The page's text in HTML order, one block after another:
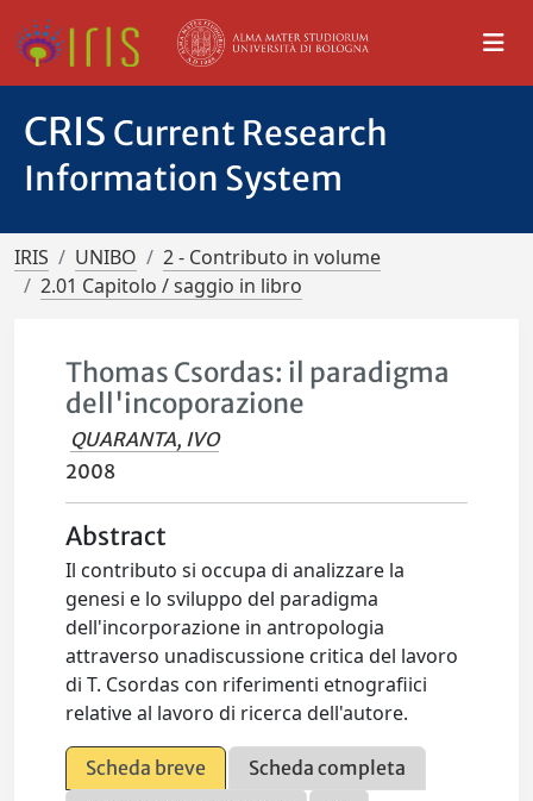
CRIS Current Research
Information System
IRIS UNIBO
2 - Contributo in volume
2.01 Capitolo / saggio in libro
Thomas Csordas: il paradigma
dell'incoporazione
QUARANTA, IVO
2008
Abstract
Il contributo si occupa di analizzare la
genesi e lo sviluppo del paradigma
dell'incorporazione in antropologia
attraverso unadiscussione critica del lavoro
di T. Csordas con riferimenti etnografiici
relative al lavoro di ricerca dell'autore.
Scheda breve
Scheda completa